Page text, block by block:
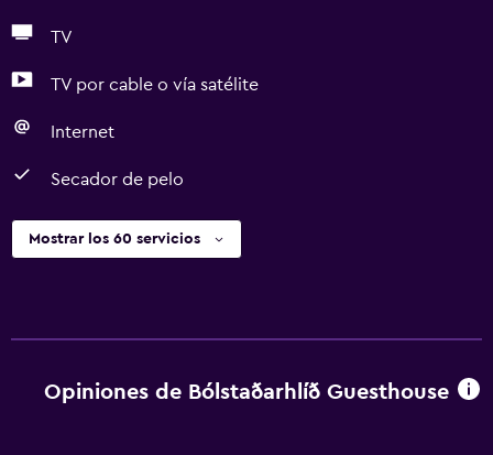
TV
TV por cable o vía satélite
Internet
Secador de pelo
Mostrar los 60 servicios
Opiniones de Bólstaðarhlíð Guesthouse